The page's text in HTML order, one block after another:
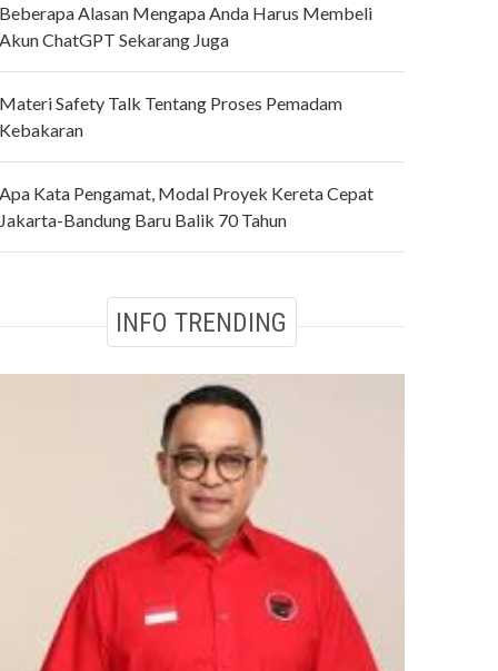
Alasan Mengapa Anda Harus Membeli
ChatGPT Sekarang Juga
Safety Talk Tentang Proses Pemadam
Kata Pengamat, Modal Proyek Kereta Cepat
Bandung Baru Balik 70 Tahun
INFO TRENDING